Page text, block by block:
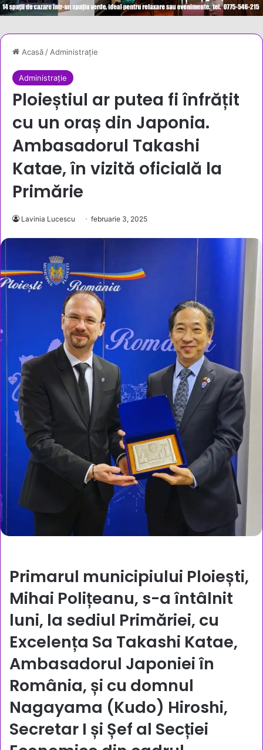
Acasă/Administrație
Administrație
Ploieștiul ar putea fi înfrățit
cu un oraș din Japonia.
Ambasadorul Takashi
Katae, în vizită oficială la
Primărie
Lavinia Lucescu februarie 3, 2025
Primarul municipiului Ploiești,
Mihai Polițeanu, s-a întâlnit
luni, la sediul Primăriei, cu
Excelența Sa Takashi Katae,
Ambasadorul Japoniei în
România, și cu domnul
Nagayama (Kudo) Hiroshi,
Secretar I și Șef al Secției